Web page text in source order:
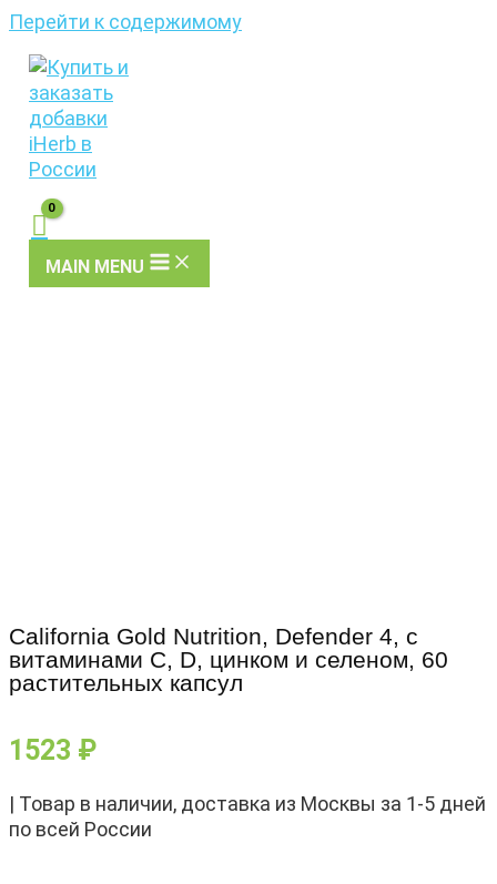
Перейти к содержимому
MAIN MENU
California Gold Nutrition, Defender 4, с
витаминами C, D, цинком и селеном, 60
растительных капсул
1523 ₽
| Товар в наличии, доставка из Москвы за 1-5 дней
по всей России